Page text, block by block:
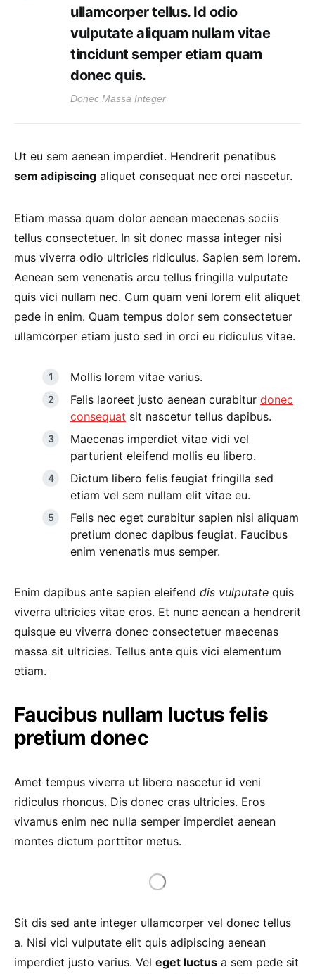
ullamcorper tellus. Id odio
vulputate aliquam nullam vitae
tincidunt semper etiam quam
donec quis.
Donec Massa Integer
Ut eu sem aenean imperdiet. Hendrerit penatibus
sem adipiscing aliquet consequat nec orci nascetur.
Etiam massa quam dolor aenean maecenas sociis
tellus consectetuer. In sit donec massa integer nisi
mus viverra odio ultricies ridiculus. Sapien sem lorem.
Aenean sem venenatis arcu tellus fringilla vulputate
quis vici nullam nec. Cum quam veni lorem elit aliquet
pede in enim. Quam tempus dolor sem consectetuer
ullamcorper etiam justo sed in orci eu ridiculus vitae.
Mollis lorem vitae varius.
Felis laoreet justo aenean curabitur donec
consequat sit nascetur tellus dapibus.
Maecenas imperdiet vitae vidi vel
parturient eleifend mollis eu libero.
Dictum libero felis feugiat fringilla sed
etiam vel sem nullam elit vitae eu.
Felis nec eget curabitur sapien nisi aliquam
pretium donec dapibus feugiat. Faucibus
enim venenatis mus semper.
Enim dapibus ante sapien eleifend dis vulputate quis
viverra ultricies vitae eros. Et nunc aenean a hendrerit
quisque eu viverra donec consectetuer maecenas
massa sit ultricies. Tellus ante quis vici elementum
etiam.
Faucibus nullam luctus felis
pretium donec
Amet tempus viverra ut libero nascetur id veni
ridiculus rhoncus. Dis donec cras ultricies. Eros
vivamus enim nec nulla semper imperdiet aenean
montes dictum porttitor metus.
Sit dis sed ante integer ullamcorper vel donec tellus
a. Nisi vici vulputate elit quis adipiscing aenean
imperdiet justo varius. Vel eget luctus a sem pede sit